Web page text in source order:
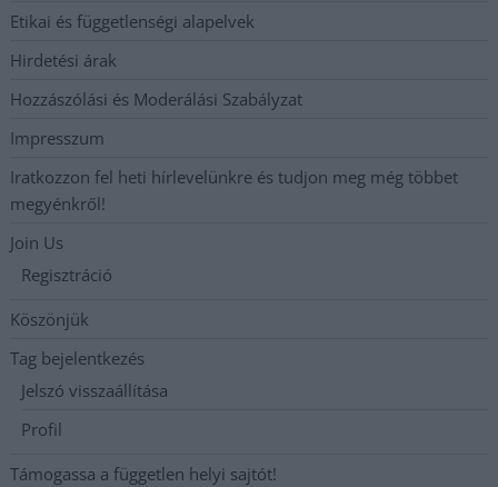
Etikai és függetlenségi alapelvek
Hirdetési árak
Hozzászólási és Moderálási Szabályzat
Impresszum
Iratkozzon fel heti hírlevelünkre és tudjon meg még többet
megyénkről!
Join Us
Regisztráció
Köszönjük
Tag bejelentkezés
Jelszó visszaállítása
Profil
Támogassa a független helyi sajtót!